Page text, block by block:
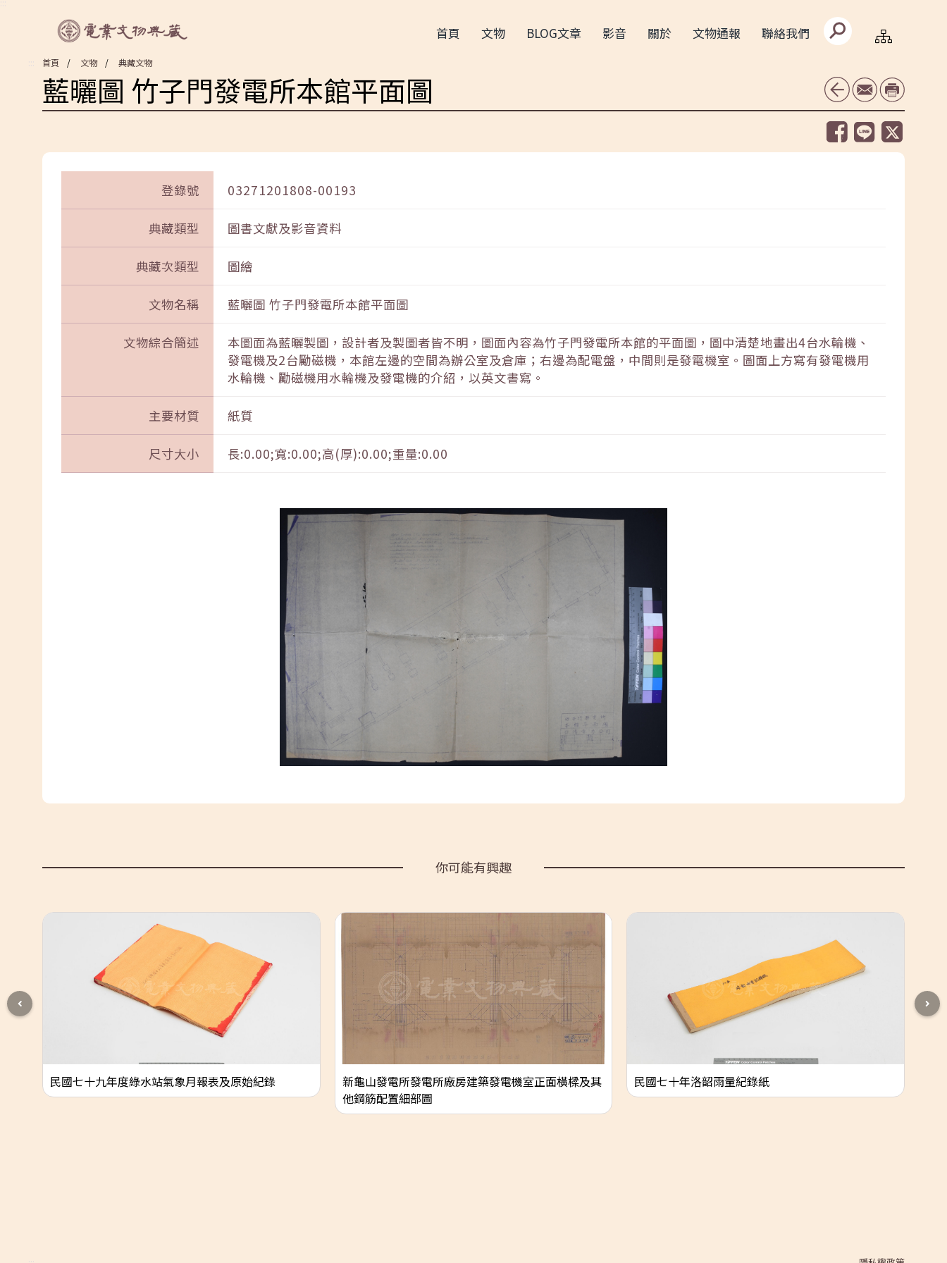
首頁 文物 BLOG文章 影音 關於 文物通報 聯絡我們
搜
尋
文
首頁 文物 典藏文物
藍曬圖 竹子門發電所本館平面圖
登錄號 03271201808-00193
典藏類型 圖書文獻及影音資料
典藏次類型 圖繪
文物名稱 藍曬圖 竹子門發電所本館平面圖
文物綜合簡述
本圖面為藍曬製圖，設計者及製圖者皆不明，圖面內容為竹子門發電所本館的平面圖，圖中清楚地畫出4台水輪機、
發電機及2台勵磁機，本館左邊的空間為辦公室及倉庫；右邊為配電盤，中間則是發電機室。圖面上方寫有發電機用
水輪機、勵磁機用水輪機及發電機的介紹，以英文書寫。
主要材質 紙質
尺寸大小 長:0.00;寬:0.00;高(厚):0.00;重量:0.00
你可能有興趣
民國七十九年度綠水站氣象月報表及原始紀錄
新龜山發電所發電所廠房建築發電機室正面橫樑及其
他鋼筋配置細部圖
民國七十年洛韶雨量紀錄紙